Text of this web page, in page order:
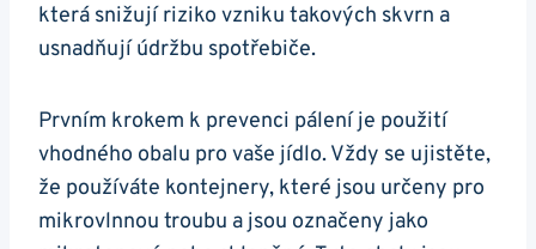
která snižují​ riziko vzniku takových skvrn ⁣a
⁤usnadňují ‌údržbu ⁢spotřebiče.
Prvním krokem k prevenci ⁤pálení je ⁤použití
vhodného obalu pro​ vaše jídlo. Vždy se ujistěte,
že používáte⁣ kontejnery, které jsou ‌určeny ⁤pro
mikrovlnnou troubu ​a jsou označeny jako